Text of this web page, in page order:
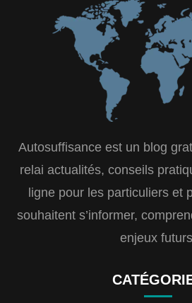
Autosuffisance est un blog
relai actualités, conseils
ligne pour les particuliers et
souhaitent s’informer,
enjeux